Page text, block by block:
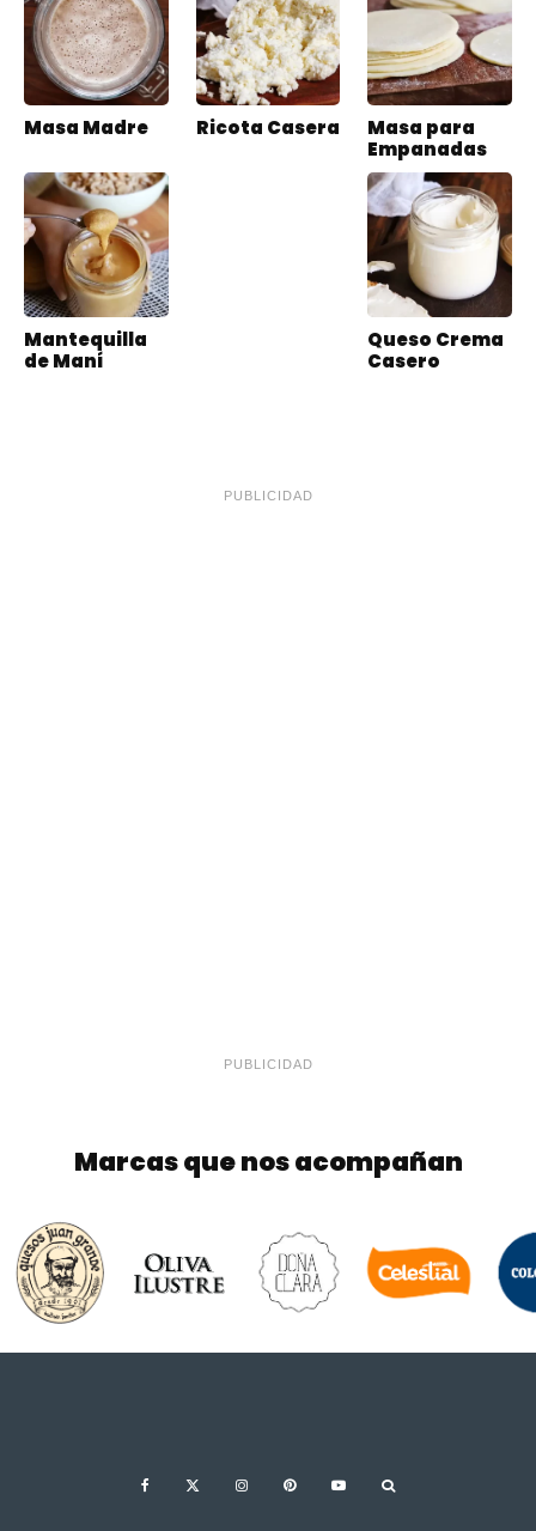
Masa Madre Ricota Casera
Masa para
Empanadas
Mantequilla
de Maní
Queso Crema
Casero
PUBLICIDAD
PUBLICIDAD
Marcas que nos acompañan